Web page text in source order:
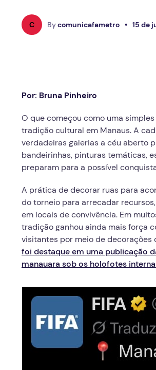
C Bycomunicafametro • 15 de
Por: Bruna Pinheiro
O que começou como uma
tradição cultural em Manaus. A
verdadeiras galerias a céu aberto
bandeirinhas, pinturas temáticas,
preparam para a possível
A prática de decorar ruas para
do torneio para arrecadar
em locais de convivência. Em
tradição ganhou ainda mais força
visitantes por meio de decorações
foi destaque em uma publicação
manauara sob os holofotes